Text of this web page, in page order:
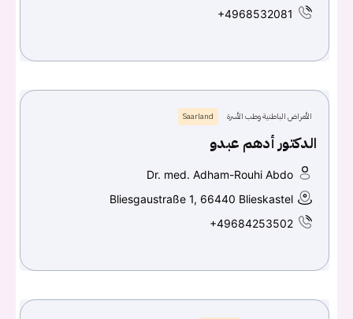
+4968532081
الأمراض الباطنية وطب الأسرة Saarland
الدكتور أدهم عبدو
Dr. med. Adham-Rouhi Abdo
Bliesgaustraße 1, 66440 Blieskastel
+49684253502